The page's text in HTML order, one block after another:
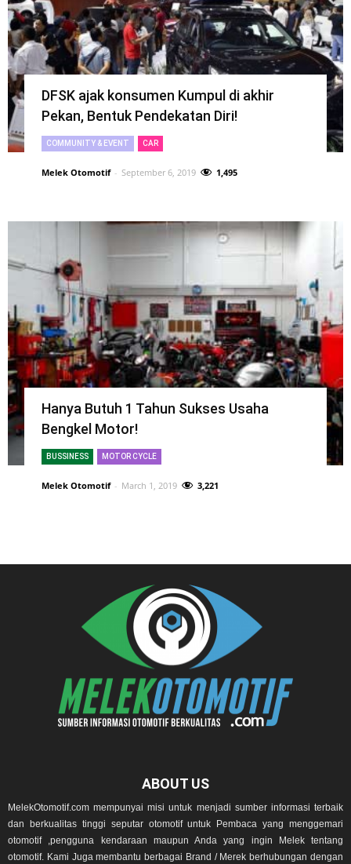
DFSK ajak konsumen Kumpul di akhir
Pekan, Bentuk Pendekatan Diri!
COMMUNITY & EVENT CAR
Melek Otomotif - September 6, 2019 1,495
Hanya Butuh 1 Tahun Sukses Usaha
Bengkel Motor!
BUSSINESS MOTOR CYCLE
Melek Otomotif - March 1, 2019 3,221
ABOUT US
MelekOtomotif.com mempunyai misi untuk menjadi sumber informasi terbaik
dan berkualitas tinggi seputar otomotif untuk Pembaca yang menggemari
otomotif ,pengguna kendaraan maupun Anda yang ingin Melek tentang
otomotif. Kami Juga membantu berbagai Brand / Merek berhubungan dengan